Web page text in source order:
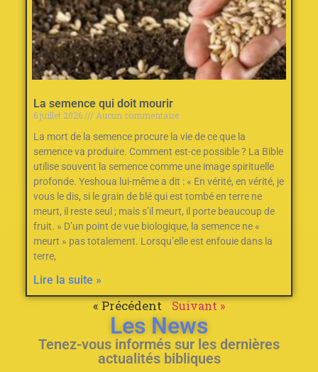
La semence qui doit mourir
6 juillet 2026
Aucun commentaire
La mort de la semence procure la vie de ce que la
semence va produire. Comment est-ce possible ? La Bible
utilise souvent la semence comme une image spirituelle
profonde. Yeshoua lui-même a dit : « En vérité, en vérité, je
vous le dis, si le grain de blé qui est tombé en terre ne
meurt, il reste seul ; mais s’il meurt, il porte beaucoup de
fruit. » D’un point de vue biologique, la semence ne «
meurt » pas totalement. Lorsqu’elle est enfouie dans la
terre,
Lire la suite »
« Précédent Suivant »
Les News
Tenez-vous informés sur les dernières
actualités bibliques